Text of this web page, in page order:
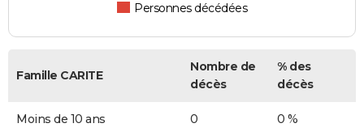
Personnes décédées
Famille CARITE
Nombre de
décès
% des
décès
Moins de 10 ans 0 0 %